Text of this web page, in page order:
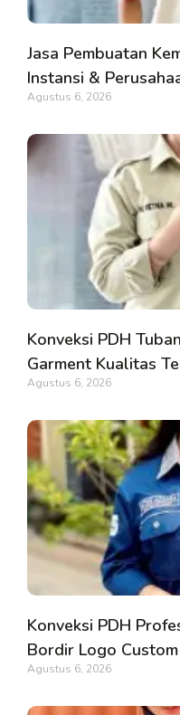
Jasa Pembuatan
Instansi &
Agustus 6, 2026
Konveksi PDH
Garment Kualitas
Agustus 6, 2026
Konveksi PDH
Bordir Logo Custom
Agustus 6, 2026